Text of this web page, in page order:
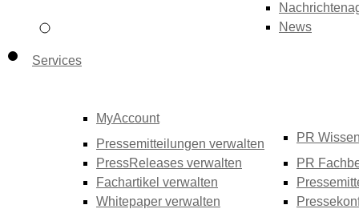
News
Services
MyAccount
Pressemitteilungen verwalten
PressReleases verwalten
Fachartikel verwalten
Whitepaper verwalten
PR
PR